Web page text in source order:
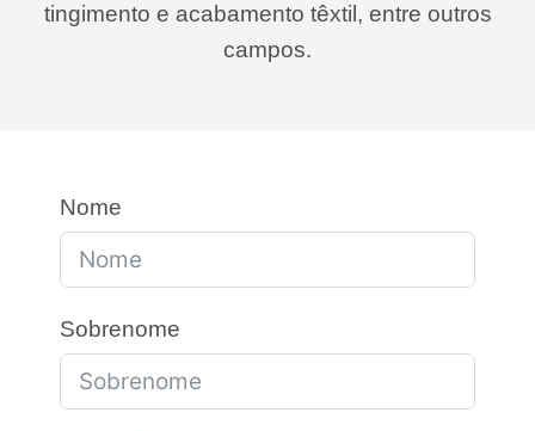
tingimento e acabamento têxtil, entre outros
campos.
Nome
Sobrenome